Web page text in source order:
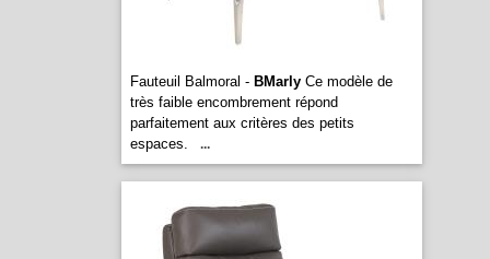
Fauteuil Balmoral - BMarlyCe modèle de
très faible encombrement répond
parfaitement aux critères des petits
espaces.
...